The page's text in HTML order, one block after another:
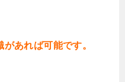
あれば可能です。